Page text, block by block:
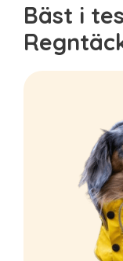
Bäst i